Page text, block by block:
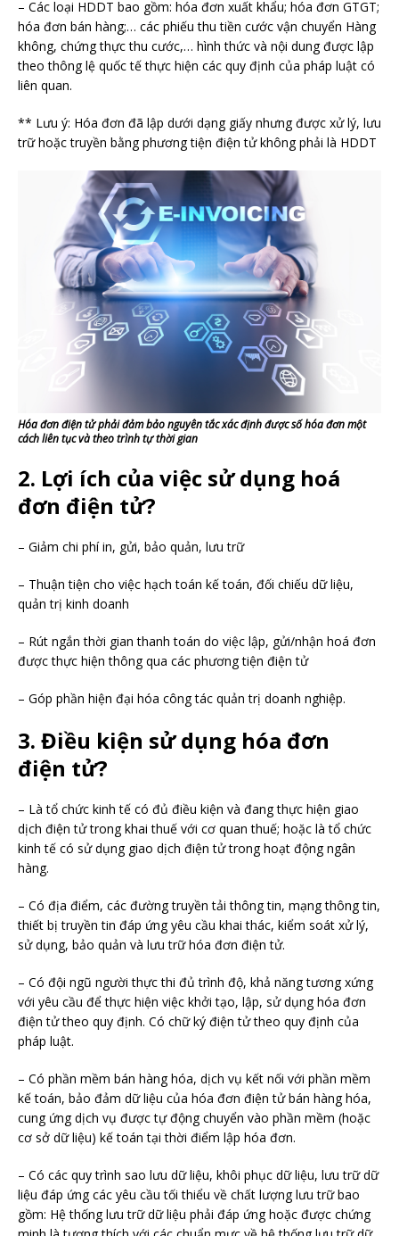
– Các loại HDDT bao gồm: hóa đơn xuất khẩu; hóa đơn GTGT;
hóa đơn bán hàng;… các phiếu thu tiền cước vận chuyển Hàng
không, chứng thực thu cước,… hình thức và nội dung được lập
theo thông lệ quốc tế thực hiện các quy định của pháp luật có
liên quan.
** Lưu ý: Hóa đơn đã lập dưới dạng giấy nhưng được xử lý, lưu
trữ hoặc truyền bằng phương tiện điện tử không phải là HDDT
Hóa đơn điện tử phải đảm bảo nguyên tắc xác định được số hóa đơn một
cách liên tục và theo trình tự thời gian
2. Lợi ích của việc sử dụng hoá
đơn điện tử?
– Giảm chi phí in, gửi, bảo quản, lưu trữ
– Thuận tiện cho việc hạch toán kế toán, đối chiếu dữ liệu,
quản trị kinh doanh
– Rút ngắn thời gian thanh toán do việc lập, gửi/nhận hoá đơn
được thực hiện thông qua các phương tiện điện tử
– Góp phần hiện đại hóa công tác quản trị doanh nghiệp.
3. Điều kiện sử dụng hóa đơn
điện tử?
– Là tổ chức kinh tế có đủ điều kiện và đang thực hiện giao
dịch điện tử trong khai thuế với cơ quan thuế; hoặc là tổ chức
kinh tế có sử dụng giao dịch điện tử trong hoạt động ngân
hàng.
– Có địa điểm, các đường truyền tải thông tin, mạng thông tin,
thiết bị truyền tin đáp ứng yêu cầu khai thác, kiểm soát xử lý,
sử dụng, bảo quản và lưu trữ hóa đơn điện tử.
– Có đội ngũ người thực thi đủ trình độ, khả năng tương xứng
với yêu cầu để thực hiện việc khởi tạo, lập, sử dụng hóa đơn
điện tử theo quy định. Có chữ ký điện tử theo quy định của
pháp luật.
– Có phần mềm bán hàng hóa, dịch vụ kết nối với phần mềm
kế toán, bảo đảm dữ liệu của hóa đơn điện tử bán hàng hóa,
cung ứng dịch vụ được tự động chuyển vào phần mềm (hoặc
cơ sở dữ liệu) kế toán tại thời điểm lập hóa đơn.
– Có các quy trình sao lưu dữ liệu, khôi phục dữ liệu, lưu trữ dữ
liệu đáp ứng các yêu cầu tối thiểu về chất lượng lưu trữ bao
gồm: Hệ thống lưu trữ dữ liệu phải đáp ứng hoặc được chứng